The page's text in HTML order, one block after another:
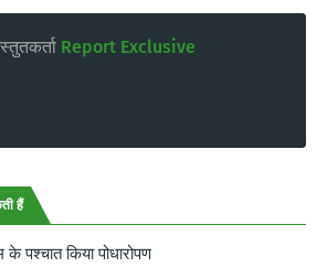
Report Exclusive
हैं
के पश्चात किया पोधारोपण